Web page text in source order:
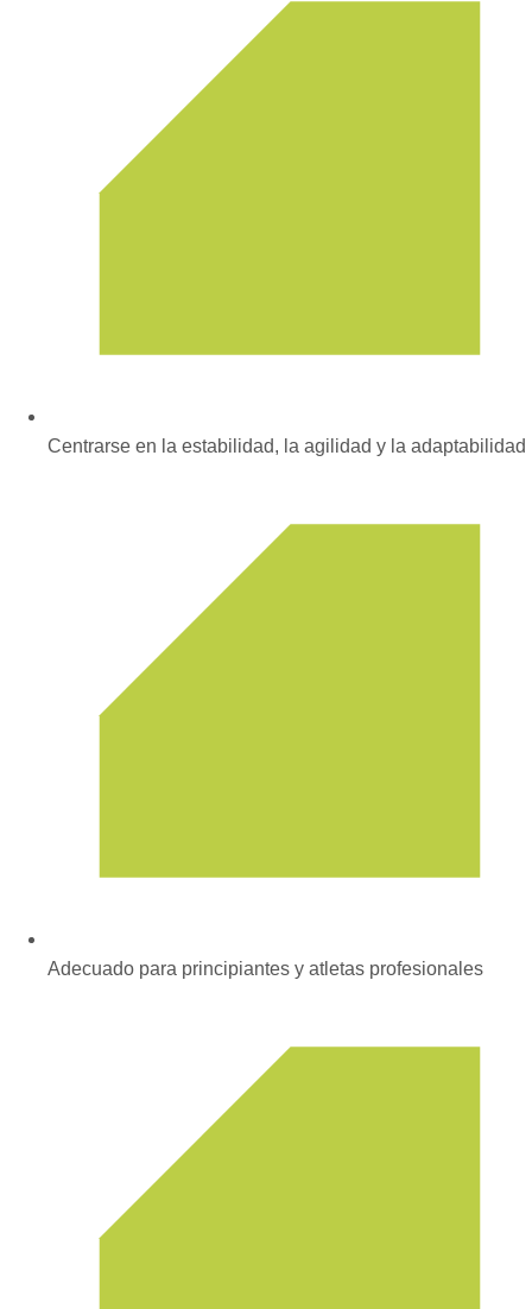
Centrarse en la estabilidad, la agilidad y la adaptabilidad
Adecuado para principiantes y atletas profesionales